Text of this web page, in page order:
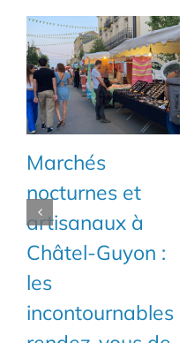
Marchés
nocturnes et
artisanaux à
Châtel-Guyon :
les
incontournables